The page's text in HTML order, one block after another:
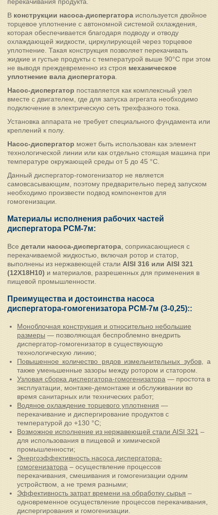
В конструкции насоса-диспергатора используется двойное
торцевое уплотнение с автономной системой охлаждения,
которая обеспечивается благодаря подводу и отводу
охлаждающей жидкости, циркулирующей через торцевое
уплотнение. Такая конструкция позволяет перекачивать
жидкие и густые продукты с температурой выше 90°C при этом
не выводя преждевременно из строя механическое
уплотнение вала диспергатора
Насос-диспергатор поставляется как комплексный узел
вместе с двигателем, где для запуска агрегата необходимо
подключение в электрическую сеть трехфазного тока.
Установка аппарата не требует специального фундамента или
креплений к полу.
Насос-диспергатор может быть использован как элемент
технологической линии или как отдельно стоящая машина при
температуре окружающей среды от 5 до 45 °С.
Данный диспергатор-гомогенизатор не является
самовсасывающим, поэтому предварительно перед запуском
необходимо произвести подвод компонентов для
гомогенизации.
Материалы исполнения рабочих частей
диспергатора РСМ-7м:
Все детали насоса-диспергатора , соприкасающиеся с
перекачиваемой жидкостью, включая ротор и статор,
выполнены из нержавеющей стали AISI 316 или AISI 321
(12Х18Н10) и материалов, разрешенных для применения в
пищевой промышленности.
Преимущества и достоинства насоса
диспергатора-гомогенизатора РСМ-7м (3-0,25)::
Моноблочная конструкция и относительно небольшие
размеры — позволяющая беспроблемно внедрить
диспергатор-гомогенизатор в существующую
технологическую линию;
Повышенное количество рядов измельчительных зубов, а
также уменьшенные зазоры между ротором и статором.
Узловая сборка диспергатора-гомогенизатора — простота в
эксплуатации, монтаже-демонтаже и обслуживании во
время санитарных или технических работ;
Водяное охлаждение торцевого уплотнения —
перекачивание и диспергирование продуктов с
температурой до +130 °С;
Возможное исполнение из нержавеющей стали AISI 321 –
для использования в пищевой и химической
промышленности;
Энергоэффективность насоса диспергатора-
гомогенизатора – осуществление процессов
перекачивания, смешивания и гомогенизации одним
устройством, а не тремя разными;
Эффективность затрат времени на обработку сырья –
одновременное осуществление процессов перекачивания,
диспергирования и гомогенизации.